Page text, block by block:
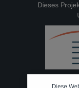
Dieses
Diese